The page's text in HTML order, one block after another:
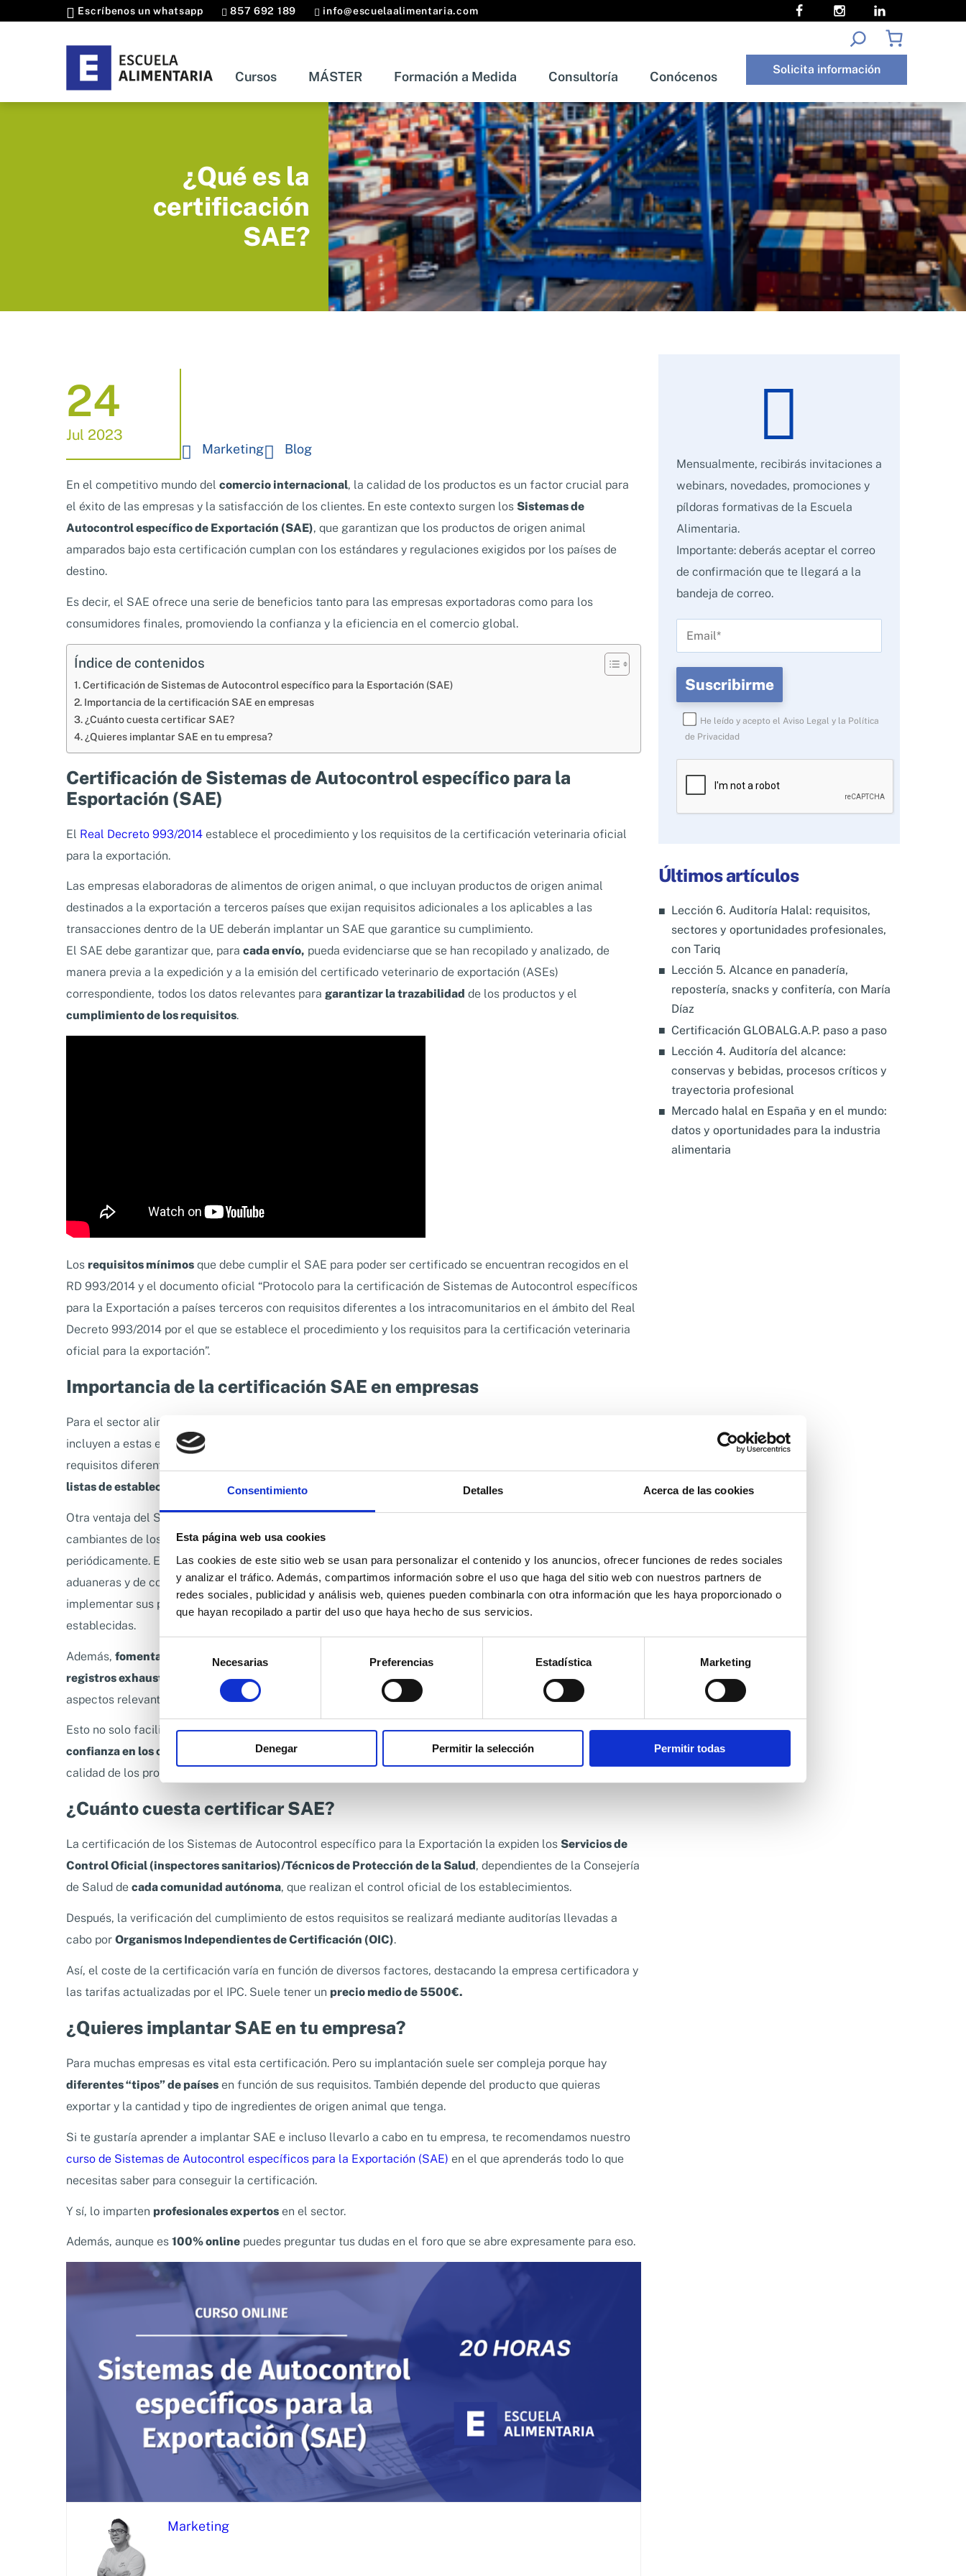
Consentimiento Detalles Acerca de las cookies
Esta página web usa cookies
Las cookies de este sitio web se usan para personalizar el contenido y los anuncios, ofrecer funciones de redes sociales
y analizar el tráfico. Además, compartimos información sobre el uso que haga del sitio web con nuestros partners de
redes sociales, publicidad y análisis web, quienes pueden combinarla con otra información que les haya proporcionado o
que hayan recopilado a partir del uso que haya hecho de sus servicios.
de
consentimiento
Necesarias Preferencias Estadística Marketing
Denegar Permitir la selección Permitir todas
Escríbenos un whatsapp 857 692 189 info@escuelaalimentaria.com
Buscar
Cursos MÁSTER Formación a Medida Consultoría Conócenos Solicita información
MÁSTER Formación a Medida Consultoría Conócenos Solicita información
¿Qué es la
certificación
SAE?
24
Jul 2023
Marketing Blog
En el competitivo mundo del comercio internacional, la calidad de los productos es un factor crucial para
el éxito de las empresas y la satisfacción de los clientes. En este contexto surgen los Sistemas de
Autocontrol específico de Exportación (SAE), que garantizan que los productos de origen animal
amparados bajo esta certificación cumplan con los estándares y regulaciones exigidos por los países de
destino.
Es decir, el SAE ofrece una serie de beneficios tanto para las empresas exportadoras como para los
consumidores finales, promoviendo la confianza y la eficiencia en el comercio global.
Índice de contenidos
Certificación de Sistemas de Autocontrol específico para la Esportación (SAE)
Importancia de la certificación SAE en empresas
¿Cuánto cuesta certificar SAE?
¿Quieres implantar SAE en tu empresa?
Certificación de Sistemas de Autocontrol específico para la
Esportación (SAE)
El Real Decreto 993/2014 establece el procedimiento y los requisitos de la certificación veterinaria oficial
para la exportación.
Las empresas elaboradoras de alimentos de origen animal, o que incluyan productos de origen animal
destinados a la exportación a terceros países que exijan requisitos adicionales a los aplicables a las
transacciones dentro de la UE deberán implantar un SAE que garantice su cumplimiento.
El SAE debe garantizar que, para cada envío, pueda evidenciarse que se han recopilado y analizado, de
manera previa a la expedición y a la emisión del certificado veterinario de exportación (ASEs)
correspondiente, todos los datos relevantes para garantizar la trazabilidad de los productos y el
cumplimiento de los requisitos.
Los requisitos mínimos que debe cumplir el SAE para poder ser certificado se encuentran recogidos en el
RD 993/2014 y el documento oficial “Protocolo para la certificación de Sistemas de Autocontrol específicos
para la Exportación a países terceros con requisitos diferentes a los intracomunitarios en el ámbito del Real
Decreto 993/2014 por el que se establece el procedimiento y los requisitos para la certificación veterinaria
oficial para la exportación”.
Importancia de la certificación SAE en empresas
Para el sector alimentario, la importancia de la implantación de la certificación SAE radica en que se
incluyen a estas empresas como
requisitos diferentes a los de la UE y pueden solicitar ser propuestos a terceros países que establezcan
listas de establecimientos autorizadoscomo requisito previo para la exportación.
Otra ventaja del SAE es que permite a las empresasadaptarse rápidamentea los requisitos y regulaciones
cambiantes de los diferentes mercados internacionales, ya que debe verificarse el documento de requisitos
periódicamente. En lugar de depender exclusivamente de los controles realizados por las autoridades
aduaneras y de control de calidad en el país de destino, los SAE brindan a las empresas la capacidad de
implementar sus propias medidas de control y asegurarse de que sus productos cumplan con las normas
establecidas.
Además, fomentan la trazabilidad y la transparencia
en la cadena de suministro ya que se deben llevar
registros exhaustivos
de procesos de producción, ingredientes utilizados, pruebas realizadas y otros
aspectos relevantes para demostrar la calidad y la conformidad de sus productos.
Esto no solo facilita la resolución de problemas y reclamaciones, sino que también ayuda a generar
confianza en los consumidores
finales, que buscan cada vez más información sobre la procedencia y
calidad de los productos que adquieren.
¿Cuánto cuesta certificar SAE?
La certificación de los Sistemas de Autocontrol específico para la Exportación la expiden los Servicios de
Control Oficial (inspectores sanitarios)/Técnicos de Protección de la Salud , dependientes de la Consejería
de Salud de cada comunidad autónoma, que realizan el control oficial de los establecimientos.
Después, la verificación del cumplimiento de estos requisitos se realizará mediante auditorías llevadas a
cabo por Organismos Independientes de Certificación (OIC).
Así, el coste de la certificación varía en función de diversos factores, destacando la empresa certificadora y
las tarifas actualizadas por el IPC. Suele tener un precio medio de 5500€.
¿Quieres implantar SAE en tu empresa?
Para muchas empresas es vital esta certificación. Pero su implantación suele ser compleja porque hay
diferentes “tipos” de países en función de sus requisitos. También depende del producto que quieras
exportar y la cantidad y tipo de ingredientes de origen animal que tenga.
Si te gustaría aprender a implantar SAE e incluso llevarlo a cabo en tu empresa, te recomendamos nuestro
curso de Sistemas de Autocontrol específicos para la Exportación (SAE) en el que aprenderás todo lo que
necesitas saber para conseguir la certificación.
Y sí, lo imparten profesionales expertos en el sector.
Además, aunque es 100% online puedes preguntar tus dudas en el foro que se abre expresamente para eso.
Marketing
Mensualmente, recibirás invitaciones a
webinars, novedades, promociones y
píldoras formativas de la Escuela
Alimentaria.
Importante: deberás aceptar el correo
de confirmación que te llegará a la
bandeja de correo.
He leído y acepto el Aviso Legal y la Política
de Privacidad
favor,
deja
vacío.
Últimos artículos
Lección 6. Auditoría Halal: requisitos,
sectores y oportunidades profesionales,
con Tariq
Lección 5. Alcance en panadería,
repostería, snacks y confitería, con María
Díaz
Certificación GLOBALG.A.P. paso a paso
Lección 4. Auditoría del alcance:
conservas y bebidas, procesos críticos y
trayectoria profesional
Mercado halal en España y en el mundo:
datos y oportunidades para la industria
alimentaria